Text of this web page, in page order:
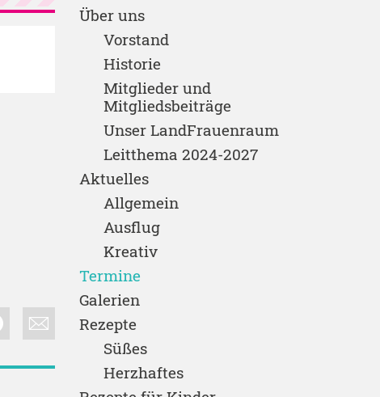
Über uns
Vorstand
Historie
Mitglieder und
Mitgliedsbeiträge
Unser LandFrauenraum
Leitthema 2024-2027
Aktuelles
Allgemein
Ausflug
Kreativ
Termine
Galerien
Rezepte
Süßes
Herzhaftes